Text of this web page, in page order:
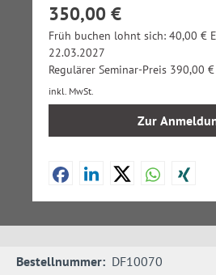
350,00 €
Früh buchen lohnt sich: 40,00 €
22.03.2027
Regulärer Seminar-Preis 390,00 €
inkl. MwSt.
Zur
Bestellnummer: DF10070